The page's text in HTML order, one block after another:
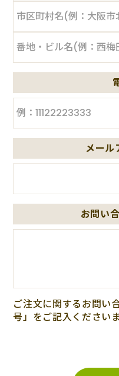
メール
お問い
ご注文に関するお問い
号」をご記入ください